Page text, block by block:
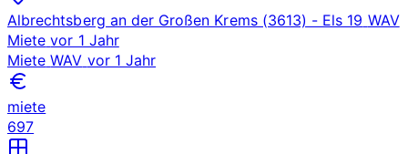
Albrechtsberg an der Großen Krems (3613) - Els 19 WAV
Miete vor 1 Jahr
Miete WAV vor 1 Jahr
miete
697